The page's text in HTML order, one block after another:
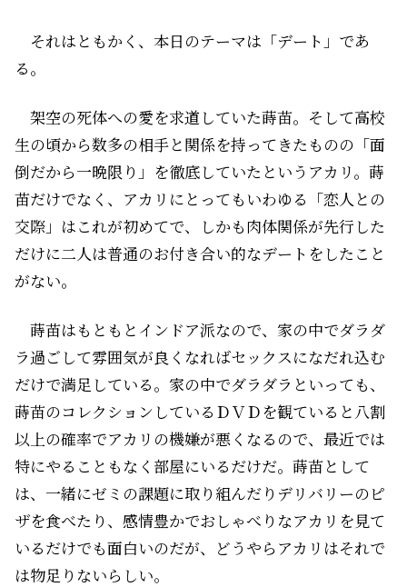
それはともかく、本日のテーマは「デート」であ
る。
架空の死体への愛を求道していた蒔苗。そして高校
生の頃から数多の相手と関係を持ってきたものの「面
倒だから一晩限り」を徹底していたというアカリ。蒔
苗だけでなく、アカリにとってもいわゆる「恋人との
交際」はこれが初めてで、しかも肉体関係が先行した
だけに二人は普通のお付き合い的なデートをしたこと
がない。
蒔苗はもともとインドア派なので、家の中でダラダ
ラ過ごして雰囲気が良くなればセックスになだれ込む
だけで満足している。家の中でダラダラといっても、
蒔苗のコレクションしているＤＶＤを観ていると八割
以上の確率でアカリの機嫌が悪くなるので、最近では
特にやることもなく部屋にいるだけだ。蒔苗として
は、一緒にゼミの課題に取り組んだりデリバリーのピ
ザを食べたり、感情豊かでおしゃべりなアカリを見て
いるだけでも面白いのだが、どうやらアカリはそれで
は物足りないらしい。